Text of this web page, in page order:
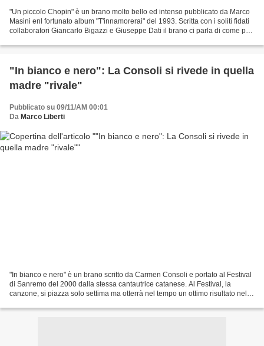
"Un piccolo Chopin" è un brano molto bello ed intenso pubblicato da Marco
Masini enl fortunato album "T'innamorerai" del 1993. Scritta con i soliti fidati
collaboratori Giancarlo Bigazzi e Giuseppe Dati il brano ci parla di come può
"In bianco e nero": La Consoli si rivede in quella
madre "rivale"
Pubblicato su 09/11/AM 00:01
Da Marco Liberti
"In bianco e nero" è un brano scritto da Carmen Consoli e portato al Festival
di Sanremo del 2000 dalla stessa cantautrice catanese. Al Festival, la
canzone, si piazza solo settima ma otterrà nel tempo un ottimo risultato nel